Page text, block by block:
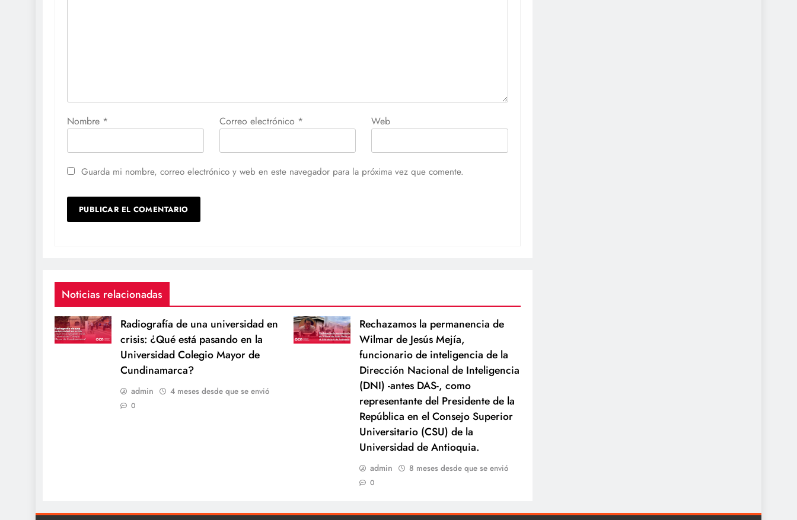
Nombre * Correo electrónico * Web
Guarda mi nombre, correo electrónico y web en este navegador para la próxima vez que comente.
Noticias relacionadas
Radiografía de una universidad en
crisis: ¿Qué está pasando en la
Universidad Colegio Mayor de
Cundinamarca?
admin 4 meses desde que se envió
0
Rechazamos la permanencia de
Wilmar de Jesús Mejía,
funcionario de inteligencia de la
Dirección Nacional de Inteligencia
(DNI) -antes DAS-, como
representante del Presidente de la
República en el Consejo Superior
Universitario (CSU) de la
Universidad de Antioquia.
admin 8 meses desde que se envió
0